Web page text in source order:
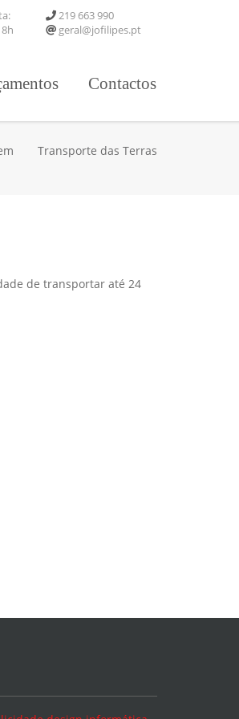
219 663 990
geral@jofilipes.pt
Contactos
Transporte das Terras
de transportar até 24